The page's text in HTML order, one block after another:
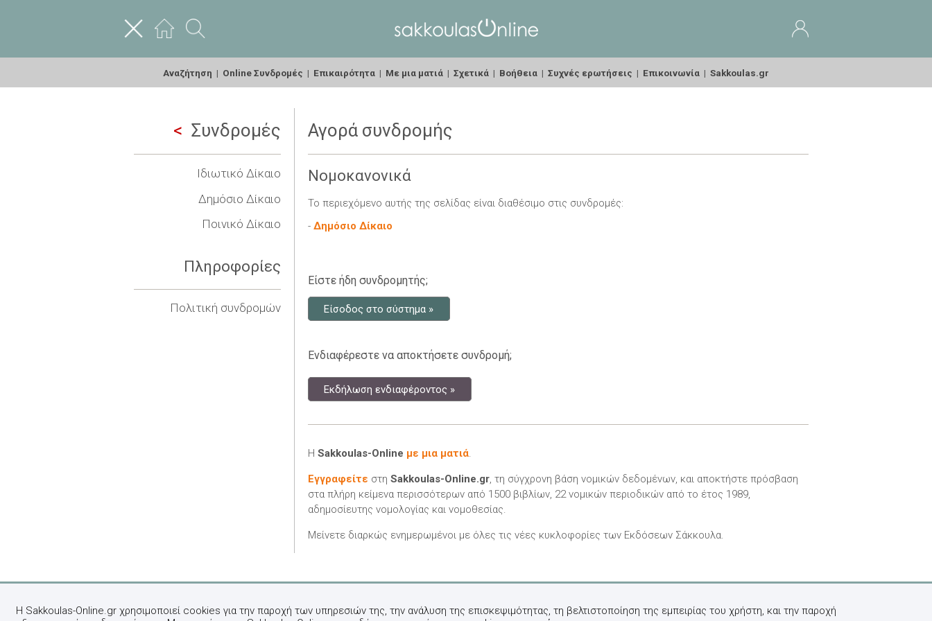
Αναζήτηση | Online Συνδρομές | Επικαιρότητα | Με μια ματιά | Σχετικά | Βοήθεια | Συχνές ερωτήσεις | Επικοινωνία | Sakkoulas.gr
Συνδρομές
Ιδιωτικό Δίκαιο
Δημόσιο Δίκαιο
Ποινικό Δίκαιο
Πληροφορίες
Πολιτική συνδρομών
Αγορά συνδρομής
Νομοκανονικά
Το περιεχόμενο αυτής της σελίδας είναι διαθέσιμο στις συνδρομές:
- Δημόσιο Δίκαιο
Είστε ήδη συνδρομητής;
Είσοδος στο σύστημα »
Ενδιαφέρεστε να αποκτήσετε συνδρομή;
Εκδήλωση ενδιαφέροντος »
Η Sakkoulas-Online με μια ματιά.
Εγγραφείτε στη Sakkoulas-Online.gr, τη σύγχρονη βάση νομικών δεδομένων, και αποκτήστε πρόσβαση
στα πλήρη κείμενα περισσότερων από 1500 βιβλίων, 22 νομικών περιοδικών από το έτος 1989,
αδημοσίευτης νομολογίας και νομοθεσίας.
Μείνετε διαρκώς ενημερωμένοι με όλες τις νέες κυκλοφορίες των Εκδόσεων Σάκκουλα.
Η Sakkoulas-Online.gr χρησιμοποιεί cookies για την παροχή των υπηρεσιών της, την ανάλυση της επισκεψιμότητας, τη βελτιστοποίηση της εμπειρίας του χρήστη, και την παροχή